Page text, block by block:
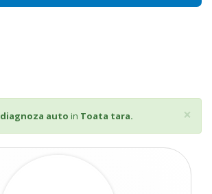
×
diagnoza auto in Toata tara.